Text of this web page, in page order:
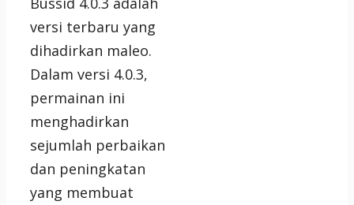
versi terbaru yang
dihadirkan maleo.
Dalam versi 4.0.3,
permainan ini
menghadirkan
sejumlah perbaikan
dan peningkatan
yang membuat